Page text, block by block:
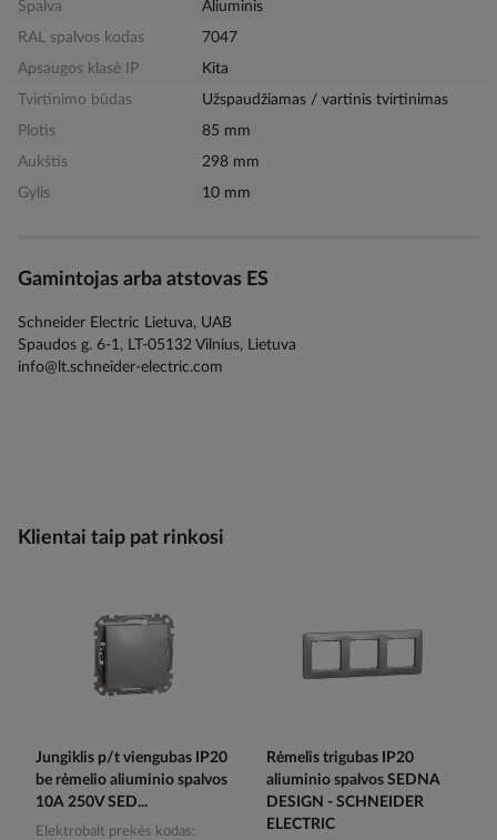
Spalva
Aliuminis
RAL spalvos kodas
7047
Apsaugos klasė IP
Kita
Tvirtinimo būdas
Užspaudžiamas / vartinis tvirtinimas
Plotis
85 mm
Aukštis
298 mm
Gylis
10 mm
Gamintojas arba atstovas ES
Schneider Electric Lietuva, UAB
Spaudos g. 6-1, LT-05132 Vilnius, Lietuva
info@lt.schneider-electric.com
Klientai taip pat rinkosi
Jungiklis p/t viengubas IP20
be rėmelio aliuminio spalvos
10A 250V SED...
Elektrobalt prekės kodas
Rėmelis trigubas IP20
aliuminio spalvos SEDNA
DESIGN - SCHNEIDER
ELECTRIC